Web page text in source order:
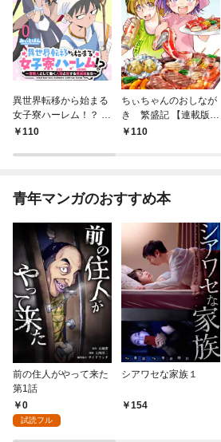
異世界転移から始まる
女子寮ハーレム！？ ～
管理人として働く人間
【連載版】０
110
ちぃちゃんのおしなが
き 繁盛記 【連載版】
１110
青年マンガのおすすめ本
前の住人がやって来た
第1話
0
試読フル
シアワセな家族１
154